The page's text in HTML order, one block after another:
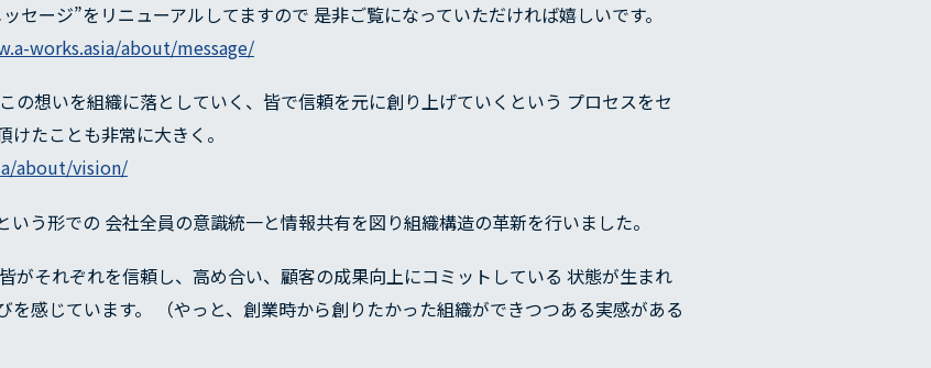
セージ”をリニューアルしてますので 是非ご覧になっていただければ嬉しいです。
works.asia/about/message/
の想いを組織に落としていく、皆で信頼を元に創り上げていくという プロセスをセ
たことも非常に大きく。
about/vision/
う形での 会社全員の意識統一と情報共有を図り組織構造の革新を行いました。
がそれぞれを信頼し、高め合い、顧客の成果向上にコミットしている 状態が生まれ
感じています。 （やっと、創業時から創りたかった組織ができつつある実感がある